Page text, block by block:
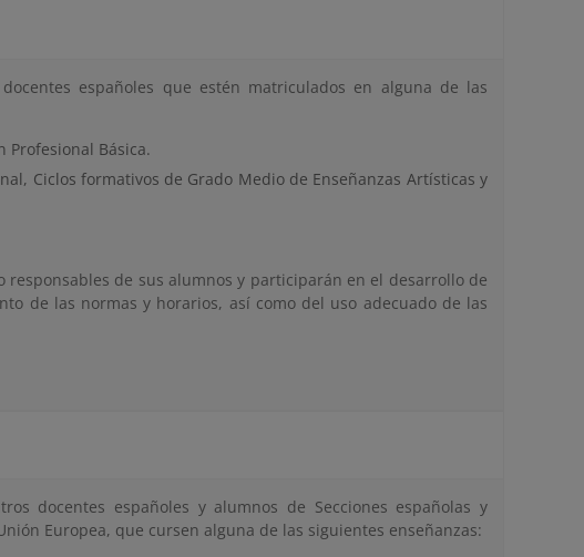
españoles que estén matriculados en alguna de las
Profesional Básica.
Ciclos formativos de Grado Medio de Enseñanzas Artísticas y
de sus alumnos y participarán en el desarrollo de
de las normas y horarios, así como del uso adecuado de las
docentes españoles y alumnos de Secciones españolas y
Europea, que cursen alguna de las siguientes enseñanzas: